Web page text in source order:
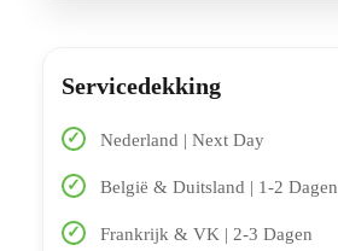
Servicedekking
Nederland | Next Day
België & Duitsland | 1-2 Dagen
Frankrijk & VK | 2-3 Dagen